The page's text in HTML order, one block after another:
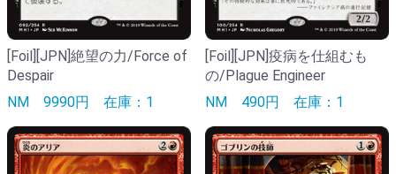
[Foil][JPN]絶望の力/Force of
Despair
NM 9990円 在庫：1
[Foil][JPN]疫病を仕組むも
の/Plague Engineer
NM 490円 在庫：1